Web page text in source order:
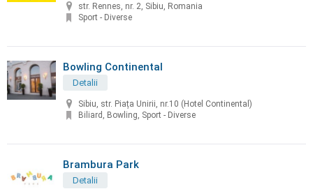
str. Rennes, nr. 2, Sibiu, Romania
Sport - Diverse
Bowling Continental
Detalii
Sibiu, str. Piața Unirii, nr.10 (Hotel Continental)
Biliard, Bowling, Sport - Diverse
Brambura Park
Detalii